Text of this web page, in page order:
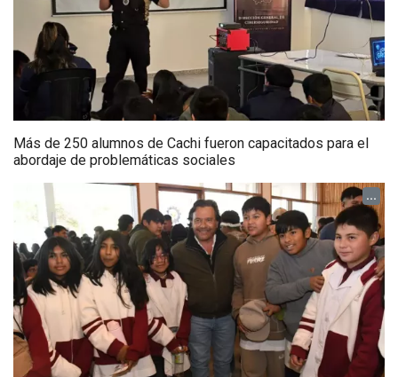
Más de 250 alumnos de Cachi fueron capacitados para el
abordaje de problemáticas sociales
...